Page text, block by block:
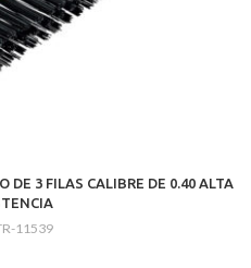
DE 3 FILAS CALIBRE DE 0.40 ALTA
11539